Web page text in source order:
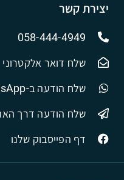
יצירת קשר
058-444-4949
שלח דואר אלקטרוני
שלח הודעה ב-WhatsApp
שלח הודעה דרך
דף הפייסבוק שלנו